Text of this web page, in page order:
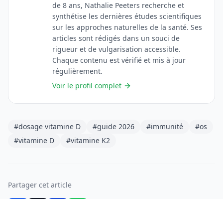
de 8 ans, Nathalie Peeters recherche et
synthétise les dernières études scientifiques
sur les approches naturelles de la santé. Ses
articles sont rédigés dans un souci de
rigueur et de vulgarisation accessible.
Chaque contenu est vérifié et mis à jour
régulièrement.
Voir le profil complet
#dosage vitamine D #guide 2026 #immunité
#os
#vitamine D
#vitamine K2
Partager cet article